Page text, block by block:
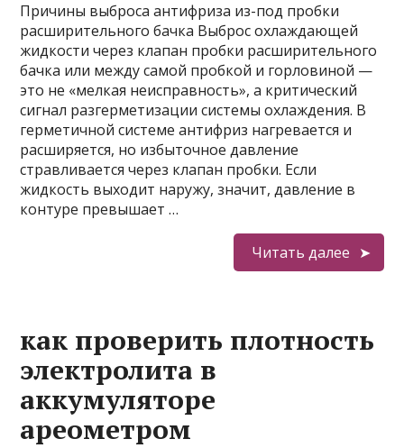
Причины выброса антифриза из-под пробки
расширительного бачка Выброс охлаждающей
жидкости через клапан пробки расширительного
бачка или между самой пробкой и горловиной —
это не «мелкая неисправность», а критический
сигнал разгерметизации системы охлаждения. В
герметичной системе антифриз нагревается и
расширяется, но избыточное давление
стравливается через клапан пробки. Если
жидкость выходит наружу, значит, давление в
контуре превышает …
Читать далее
как проверить плотность
электролита в
аккумуляторе
ареометром